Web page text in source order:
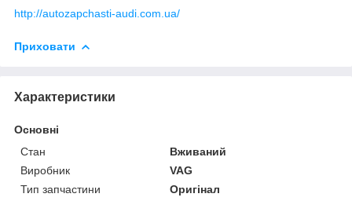
http://autozapchasti-audi.com.ua/
Приховати
Характеристики
Основні
Стан
Вживаний
Виробник
VAG
Тип запчастини
Оригінал